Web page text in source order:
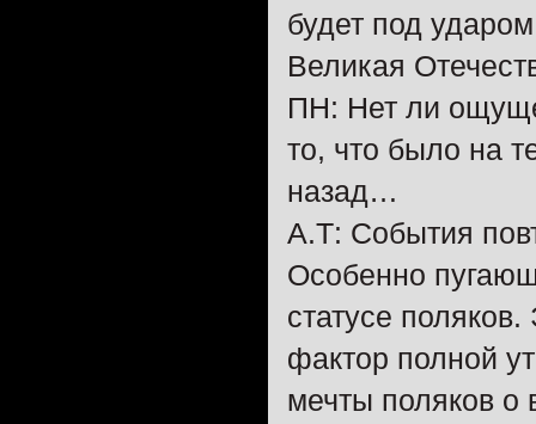
будет под
Великая
ПН: Нет ли
то, что было на
назад…
А.Т: События
Особенно
статусе
фактор полной
мечты поляков о